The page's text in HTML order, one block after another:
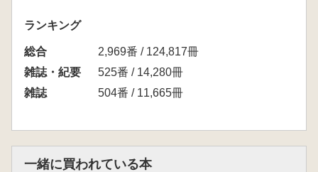
ランキング
総合
2,969番 / 124,817冊
雑誌・紀要
525番 / 14,280冊
雑誌
504番 / 11,665冊
一緒に買われている本